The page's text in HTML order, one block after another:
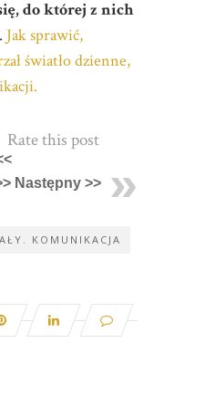
do której z nich
. Jak sprawić,
światło dzienne,
Rate this post
Następny >>
KOMUNIKACJA